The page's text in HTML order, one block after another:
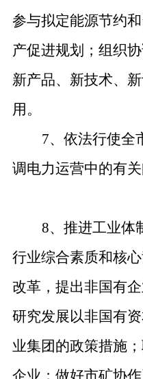
参与拟定能源节约
产促进规划；组织
新产品、新技术、
用。
7、依法行使全
调电力运营中的有
8、推进工业体
行业综合素质和核
改革，提出非国有
研究发展以非国有
业集团的政策措施
企业；做好市矿协